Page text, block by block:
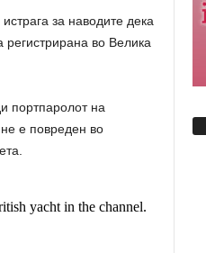
за наводите дека
регистрирана во Велика
портпаролот на
е повреден во
yacht in the channel.